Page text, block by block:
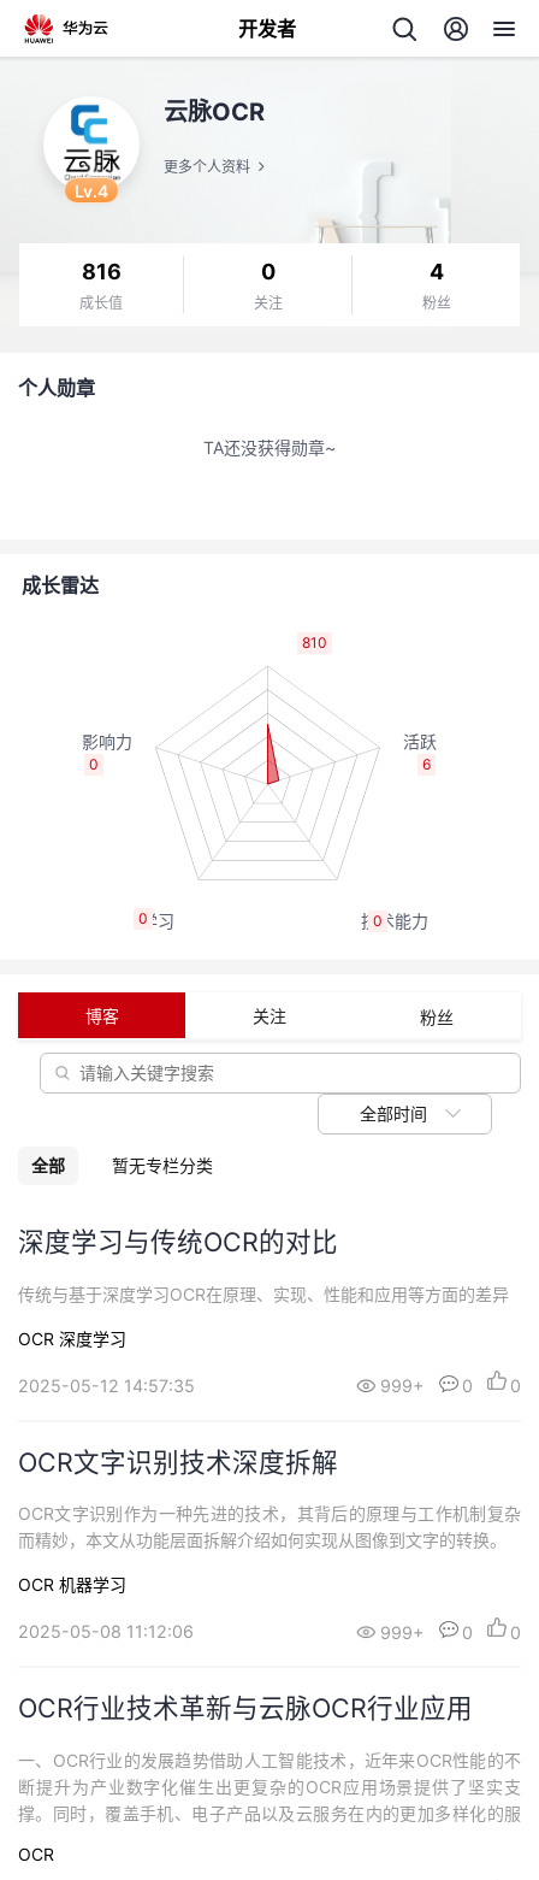
开发者
者
动
关
我
的
发
者
学
堂
的
课
程
我
的
认
证
我
的
实
我
的
我
Programs
的
持
我
的
技
术
持
我
的
云
建
Lv.4
云脉OCR
更多个人资料
816
成长值
0
关注
4
粉丝
个人勋章
TA还没获得勋章~
成长雷达
810
6
0
0
0
博客 关注 粉丝
全部时间
全部 暂无专栏分类
深度学习与传统OCR的对比
传统与基于深度学习OCR在原理、实现、性能和应用等方面的差异
OCR 深度学习
2025-05-12 14:57:35 999+ 0 0
OCR文字识别技术深度拆解
OCR文字识别作为一种先进的技术，其背后的原理与工作机制复杂
而精妙，本文从功能层面拆解介绍如何实现从图像到文字的转换。
OCR 机器学习
2025-05-08 11:12:06 999+ 0 0
OCR行业技术革新与云脉OCR行业应用
一、OCR行业的发展趋势借助人工智能技术，近年来OCR性能的不
断提升为产业数字化催生出更复杂的OCR应用场景提供了坚实支
撑。同时，覆盖手机、电子产品以及云服务在内的更加多样化的服
域渗透。未来的OCR技术将不仅仅局限于文本识别，它会融合图
OCR